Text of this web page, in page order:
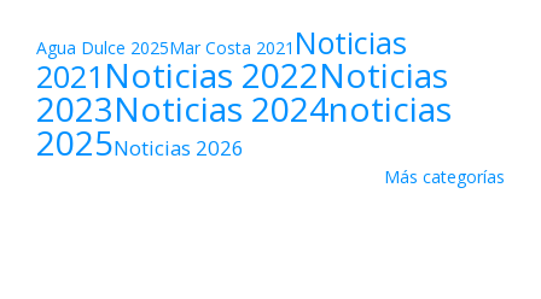
Agua Dulce 2025Mar Costa 2021 Noticias
2021 Noticias 2022Noticias
2023Noticias 2024noticias
2025Noticias 2026
Más categorías